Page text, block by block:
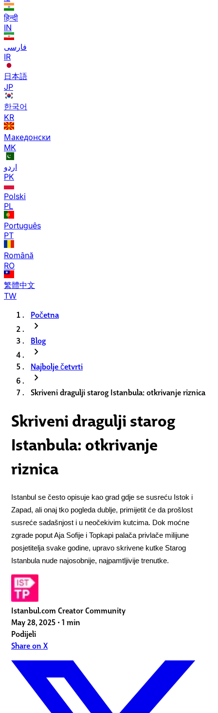
हिन्दी
IN
فارسی
IR
日本語
JP
한국어
KR
Македонски
MK
اردو
PK
Polski
PL
Português
PT
Română
RO
繁體中文
TW
Početna
chevron_right
Blog
chevron_right
Najbolje četvrti
chevron_right
Skriveni dragulji starog Istanbula: otkrivanje riznica
Skriveni dragulji starog
Istanbula: otkrivanje
riznica
Istanbul se često opisuje kao grad gdje se susreću Istok i
Zapad, ali onaj tko pogleda dublje, primijetit će da prošlost
susreće sadašnjost i u neočekivim kutcima. Dok moćne
zgrade poput Aja Sofije i Topkapi palača privlače milijune
posjetitelja svake godine, upravo skrivene kutke Starog
Istanbula nude najosobnije, najpamtljivije trenutke.
Istanbul.com Creator Community
May 28, 2025 • 1 min
Podijeli
Share on X